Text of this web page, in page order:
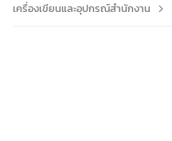
เครื่องเขียนและอุปกรณ์สำนักงาน